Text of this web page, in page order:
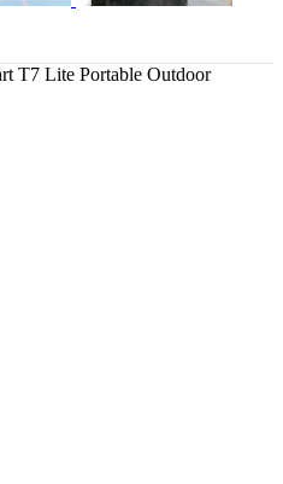
T7 Lite Portable Outdoor